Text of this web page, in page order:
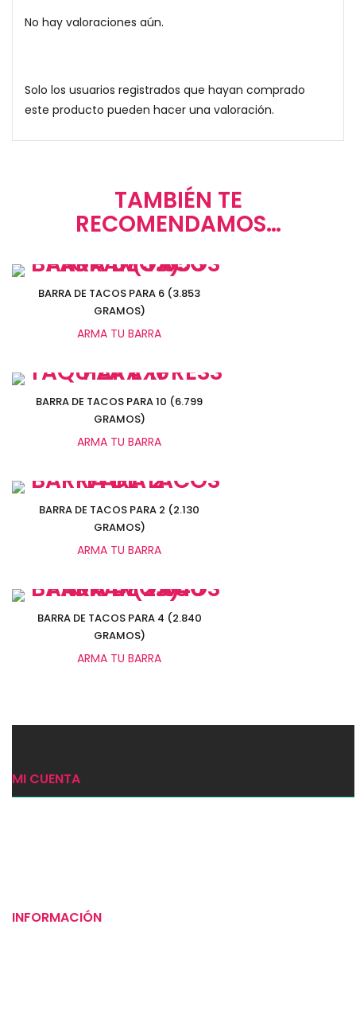
No hay valoraciones aún.
Solo los usuarios registrados que hayan comprado
este producto pueden hacer una valoración.
TAMBIÉN TE
RECOMENDAMOS…
BARRA DE TACOS PARA 6 (3.853
GRAMOS)
ARMA TU BARRA
Seleccionar opciones
BARRA DE TACOS PARA 10 (6.799
GRAMOS)
ARMA TU BARRA
BARRA DE TACOS PARA 2 (2.130
GRAMOS)
ARMA TU BARRA
Seleccionar opciones
BARRA DE TACOS PARA 4 (2.840
GRAMOS)
ARMA TU BARRA
MI CUENTA
INFORMACIÓN